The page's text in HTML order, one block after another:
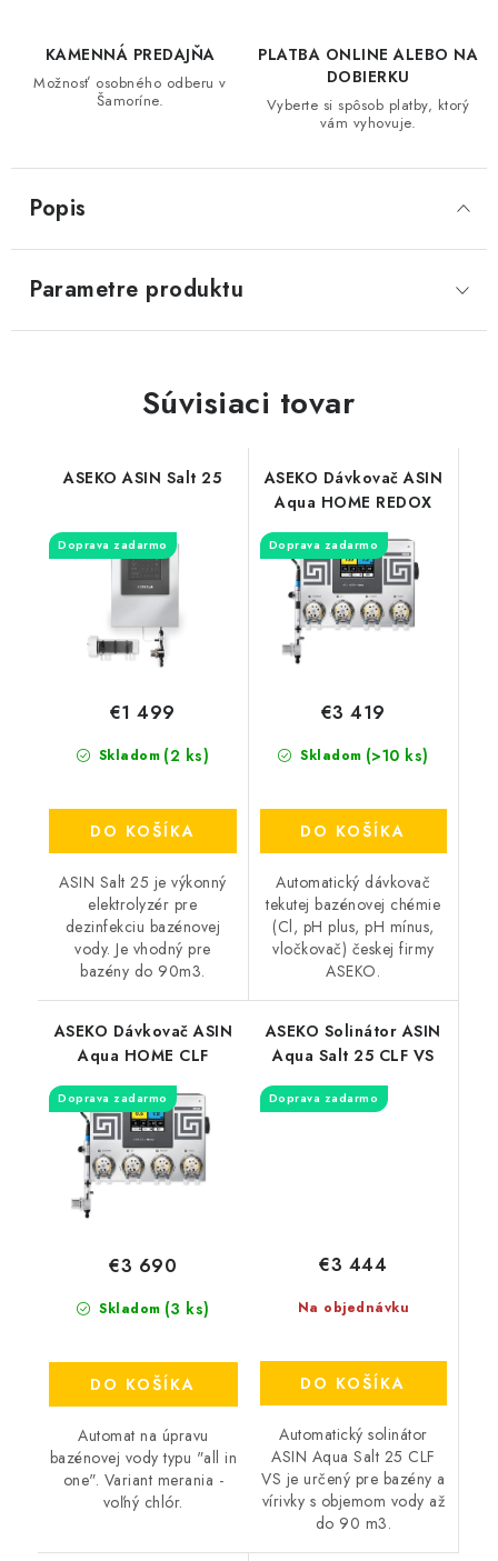
KAMENNÁ PREDAJŇA
Možnosť osobného odberu v
Šamoríne.
PLATBA ONLINE ALEBO NA
DOBIERKU
Vyberte si spôsob platby, ktorý
vám vyhovuje.
Popis
Parametre produktu
Súvisiaci tovar
ASEKO ASIN Salt 25
Doprava zadarmo
Skladom (2 ks)
€1 499
DO KOŠÍKA
ASIN Salt 25 je výkonný
elektrolyzér pre
dezinfekciu bazénovej
vody. Je vhodný pre
bazény do 90m3.
ASEKO Dávkovač ASIN
Aqua HOME REDOX
Doprava zadarmo
Skladom (>10 ks)
€3 419
DO KOŠÍKA
Automatický dávkovač
tekutej bazénovej chémie
(Cl, pH plus, pH mínus,
vločkovač) českej firmy
ASEKO.
ASEKO Dávkovač ASIN
Aqua HOME CLF
Doprava zadarmo
Skladom (3 ks)
€3 690
DO KOŠÍKA
Automat na úpravu
bazénovej vody typu "all in
one". Variant merania -
voľný chlór.
ASEKO Solinátor ASIN
Aqua Salt 25 CLF VS
Doprava zadarmo
Na objednávku
€3 444
DO KOŠÍKA
Automatický solinátor
ASIN Aqua Salt 25 CLF
VS je určený pre bazény a
vírivky s objemom vody až
do 90 m3.